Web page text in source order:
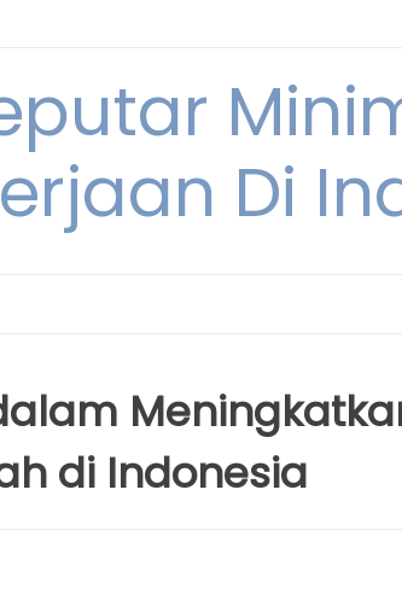
Di
di Indonesia